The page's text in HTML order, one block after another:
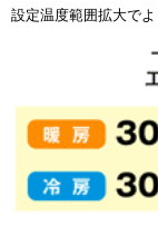
設定温度範囲拡大で